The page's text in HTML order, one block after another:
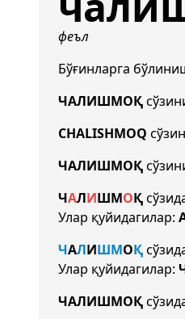
феъл
Бўғинларга
ЧАЛИШМОҚ
CHALISHMOQ
ЧАЛИШМОҚ
ЧАЛИШМОҚ
Улар қуйидагилар:
ЧАЛИШМОҚ
Улар қуйидагилар:
ЧАЛИШМОҚ